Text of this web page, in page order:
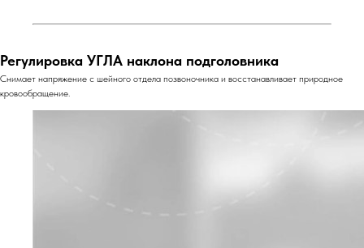
Регулировка УГЛА наклона подголовника
Снимает напряжение с шейного отдела позвоночника и восстанавливает природное
кровообращение.